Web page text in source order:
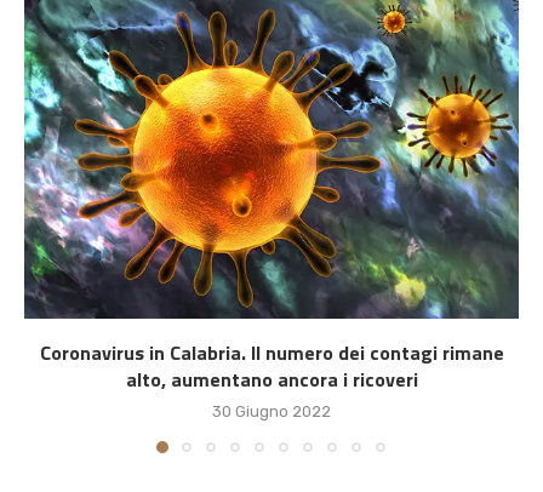
Coronavirus in Calabria. Il numero dei contagi rimane
alto, aumentano ancora i ricoveri
30 Giugno 2022